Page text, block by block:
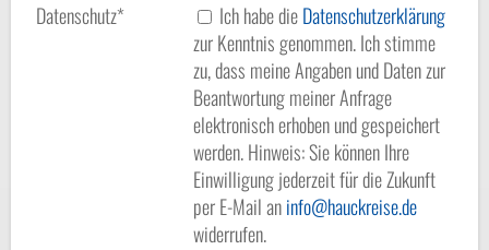
Datenschutz*
Ich habe dieDatenschutzerklärung
zur Kenntnis genommen. Ich stimme
zu, dass meine Angaben und Daten zur
Beantwortung meiner Anfrage
elektronisch erhoben und gespeichert
werden. Hinweis: Sie können Ihre
Einwilligung jederzeit für die Zukunft
per E-Mail aninfo
hauckreise.de
widerrufen.